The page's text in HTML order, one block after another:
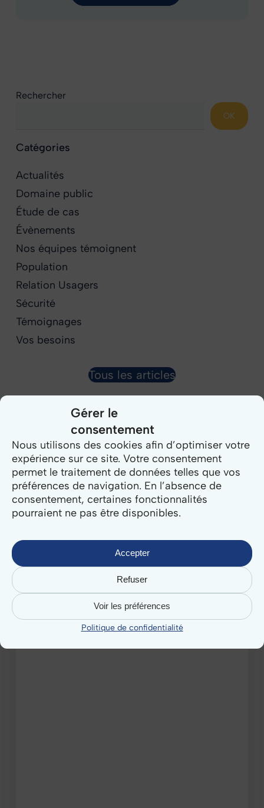
Gérer le
consentement
Nous utilisons des cookies afin d’optimiser votre
expérience sur ce site. Votre consentement
permet le traitement de données telles que vos
préférences de navigation. En l’absence de
consentement, certaines fonctionnalités
pourraient ne pas être disponibles.
Accepter
Refuser
Voir les préférences
Politique de confidentialité
Rechercher
OK
Catégories
Actualités
Domaine public
Étude de cas
Évènements
Nos équipes témoignent
Population
Relation Usagers
Sécurité
Témoignages
Vos besoins
Tous les articles
Related Posts
mairie
:
quel
logiciel
choisir
pour